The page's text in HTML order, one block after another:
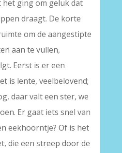
ging om geluk dat
draagt. De korte
om de aangestipte
aan te vullen,
Eerst is er een
is lente, veelbelovend;
daar valt een ster, we
Er gaat iets snel van
eekhoorntje? Of is het
die een streep door de